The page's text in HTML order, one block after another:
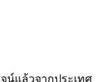
ล้วจากประเทศ